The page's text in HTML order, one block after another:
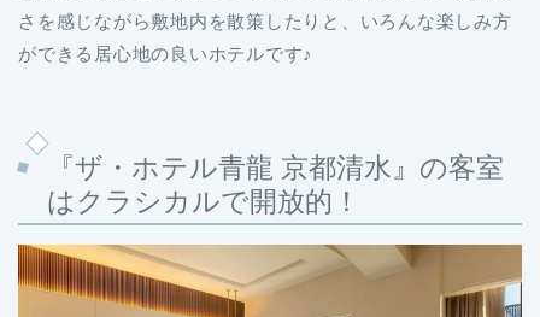
さを感じながら敷地内を散策したりと、いろんな楽しみ方
ができる居心地の良いホテルです♪
『ザ・ホテル青龍 京都清水』の客室
はクラシカルで開放的！